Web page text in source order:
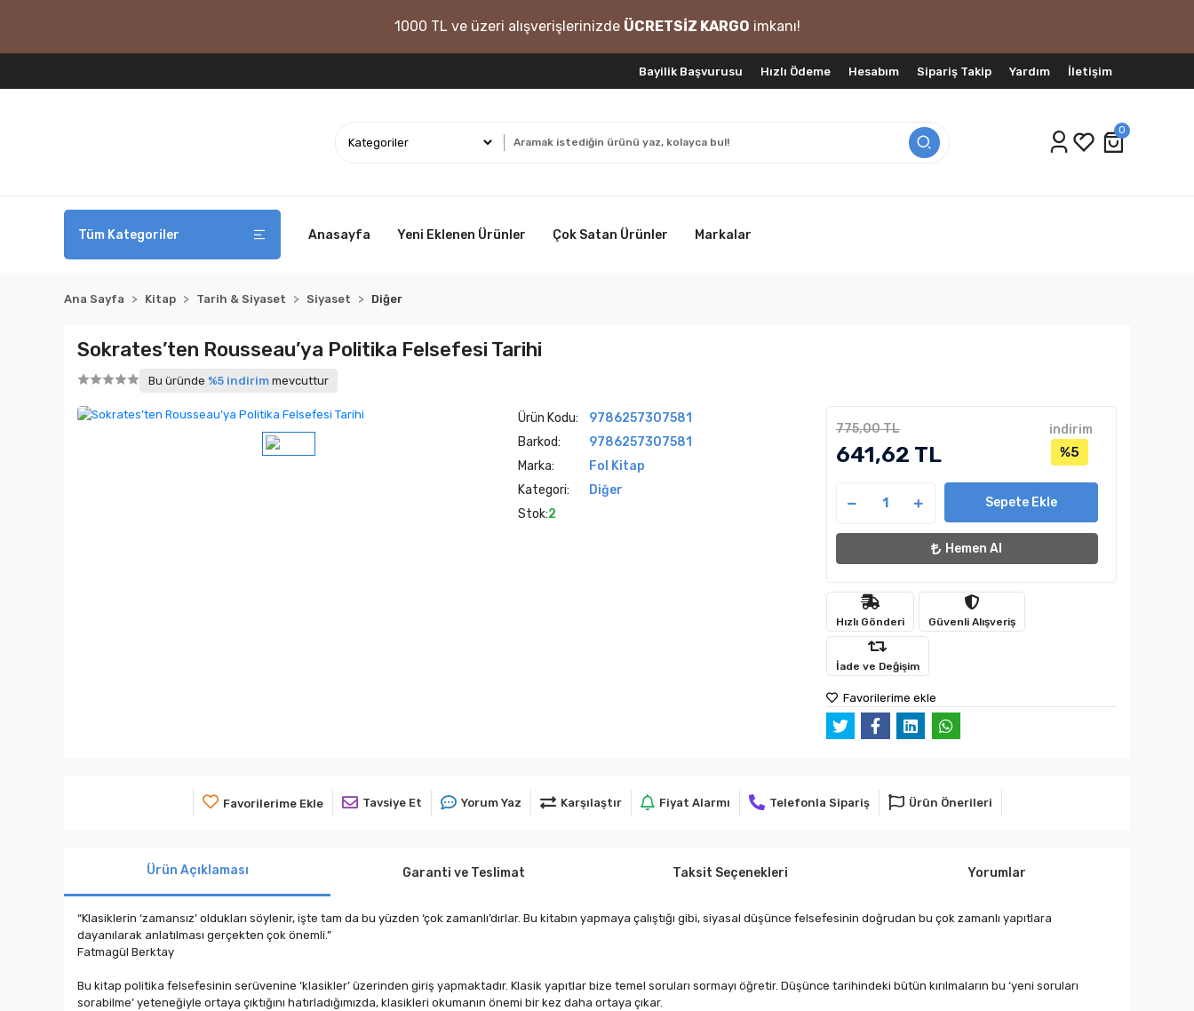
1000 TL ve üzeri alışverişlerinizde ÜCRETSİZ KARGO imkanı!
Bayilik Başvurusu Hızlı Ödeme Hesabım Sipariş Takip Yardım İletişim
0
Tüm Kategoriler Anasayfa Yeni Eklenen Ürünler Çok Satan Ürünler Markalar
Ana Sayfa Kitap Tarih & Siyaset Siyaset Diğer
Sokrates’ten Rousseau’ya Politika Felsefesi Tarihi
Bu üründe %5 indirim mevcuttur
Ürün Kodu:
9786257307581
Barkod:
9786257307581
Marka:
Fol Kitap
Kategori:
Diğer
Stok:2
775,00 TL
641,62 TL
indirim
%5
Sepete Ekle
Hemen Al
Hızlı Gönderi Güvenli Alışveriş
İade ve Değişim
Favorilerime ekle
Favorilerime Ekle Tavsiye Et Yorum Yaz Karşılaştır Fiyat Alarmı Telefonla Sipariş Ürün Önerileri
Ürün Açıklaması Garanti ve Teslimat Taksit Seçenekleri Yorumlar
“Klasiklerin ‘zamansız’ oldukları söylenir, işte tam da bu yüzden ‘çok zamanlı’dırlar. Bu kitabın yapmaya çalıştığı gibi, siyasal düşünce felsefesinin doğrudan bu çok zamanlı yapıtlara
dayanılarak anlatılması gerçekten çok önemli.”
Fatmagül Berktay
Bu kitap politika felsefesinin serüvenine ‘klasikler’ üzerinden giriş yapmaktadır. Klasik yapıtlar bize temel soruları sormayı öğretir. Düşünce tarihindeki bütün kırılmaların bu ‘yeni soruları
sorabilme’ yeteneğiyle ortaya çıktığını hatırladığımızda, klasikleri okumanın önemi bir kez daha ortaya çıkar.